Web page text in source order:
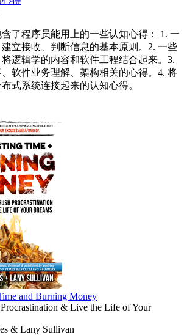
了程序员能用上的一些认知心得： 1. 一
立接收、判断信息的基本原则。2. 一些
逻辑学的内容和软件工程结合起来。3.
软件业务理解、架构相关的心得。4. 将
式系统连接起来的认知心得。
and Burning Money
& Live the Life of Your
& Lany Sullivan